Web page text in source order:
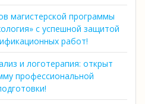
магистерской программы
с успешной защитой
работ!
и логотерапия: открыт
профессиональной